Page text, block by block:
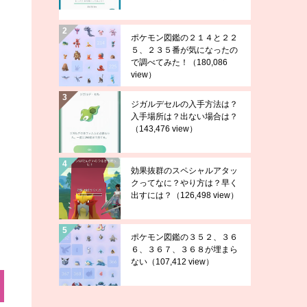
ポケモン図鑑の２１４と２２
５、２３５番が気になったの
で調べてみた！
（180,086
view）
ジガルデセルの入手方法は？
入手場所は？出ない場合は？
（143,476 view）
効果抜群のスペシャルアタッ
クってなに？やり方は？早く
出すには？
（126,498 view）
ポケモン図鑑の３５２、３６
６、３６７、３６８が埋まら
ない （107,412 view）